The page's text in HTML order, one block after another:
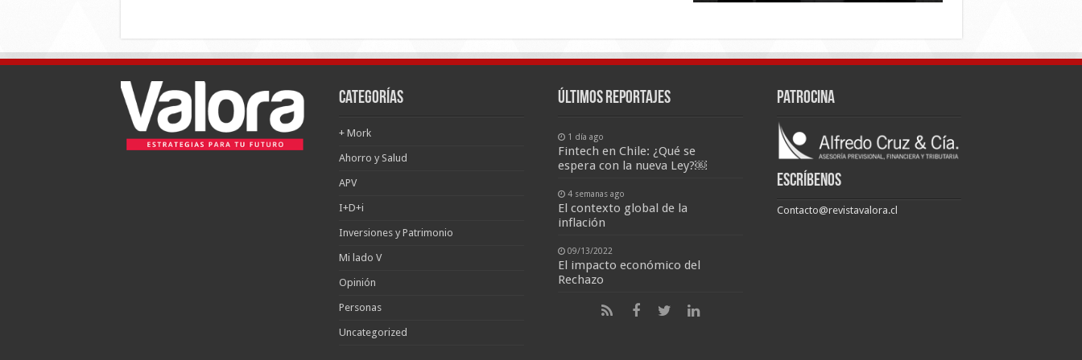
Categorías
+ Mork
Ahorro y Salud
APV
I+D+i
Inversiones y Patrimonio
Mi lado V
Opinión
Personas
Uncategorized
últimos reportajes
1 día ago
Fintech en Chile: ¿Qué se
espera con la nueva Ley?￼
4 semanas ago
El contexto global de la
inflación
09/13/2022
El impacto económico del
Rechazo
Patrocina
Escríbenos
Contacto@revistavalora.cl